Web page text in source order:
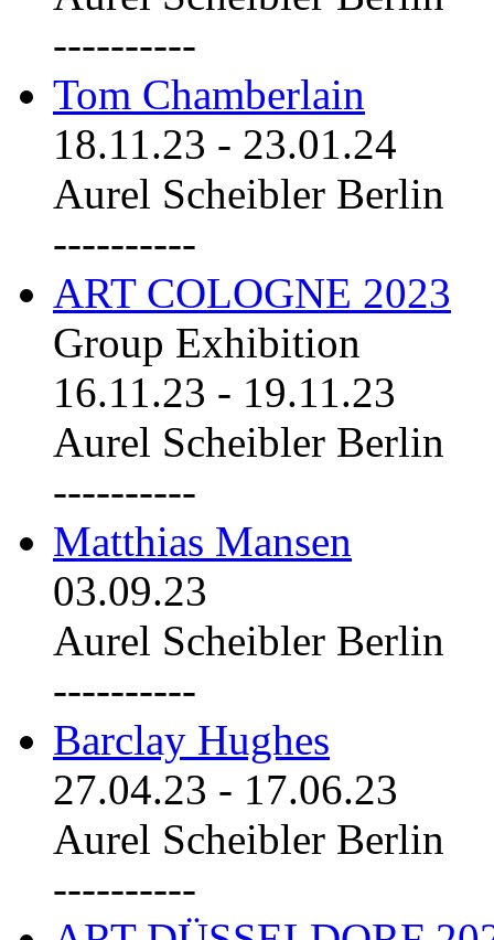
----------
Tom Chamberlain
18.11.23 - 23.01.24
Aurel Scheibler Berlin
----------
ART COLOGNE 2023
Group Exhibition
16.11.23 - 19.11.23
Aurel Scheibler Berlin
----------
Matthias Mansen
03.09.23
Aurel Scheibler Berlin
----------
Barclay Hughes
27.04.23 - 17.06.23
Aurel Scheibler Berlin
----------